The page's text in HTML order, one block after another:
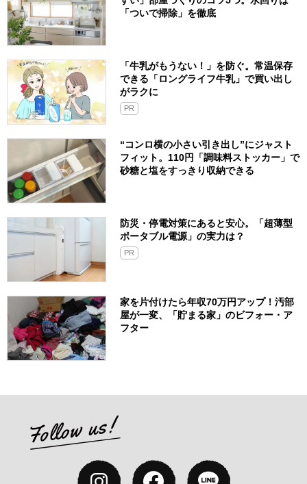
「ついで掃除」を徹底
「牛乳がもうない！」を防ぐ。常温保存
できる「ロングライフ牛乳」で買い出し
がラクに
PR
“コンロ横の小さい引き出し”にジャスト
フィット。110円「調味料ストッカー」で
砂糖と塩をすっきり収納できる
防災・停電対策にあると安心。「超薄型
ポータブル電源」の実力は？​
PR
家を片付けたら年収70万円アップ！汚部
屋が一変、「貯まる家」のビフォー・ア
フター